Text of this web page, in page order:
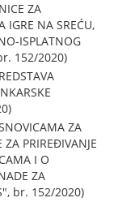
ZA
IGRE NA SREĆU,
ISPLATNOG
152/2020)
ZA
PRIREĐIVANJE
I O
ZA
br. 152/2020)